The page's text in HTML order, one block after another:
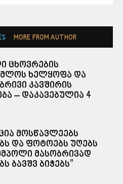
MORE FROM AUTHOR
ცხოვრების
ხელყოფა და
კავშირის
– დაკავებულია 4
მოსწავლეებს
და ფოტოებს უღებს
მასობრივად
ბავშვ ბიჭებს”